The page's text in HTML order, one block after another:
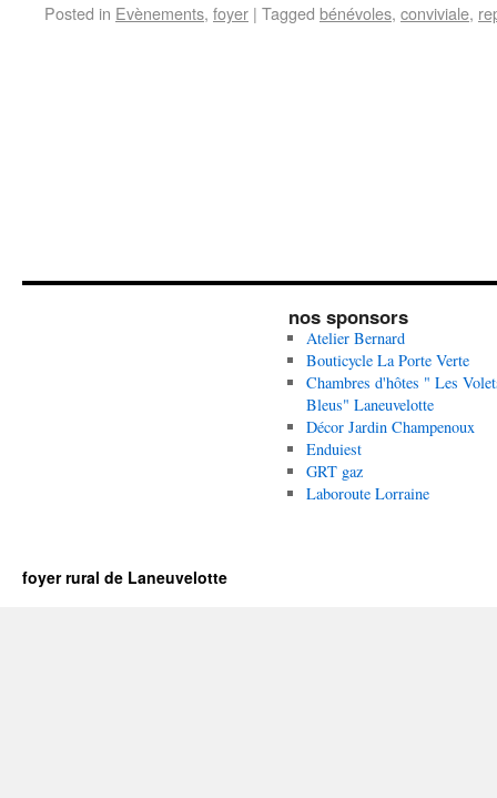
Posted in Evènements, foyer | Tagged bénévoles, conviviale,
nos sponsors
Atelier Bernard
Bouticycle La Porte Verte
Chambres d'hôtes " Les
Bleus" Laneuvelotte
Décor Jardin Champenoux
Enduiest
GRT gaz
Laboroute Lorraine
foyer rural de Laneuvelotte